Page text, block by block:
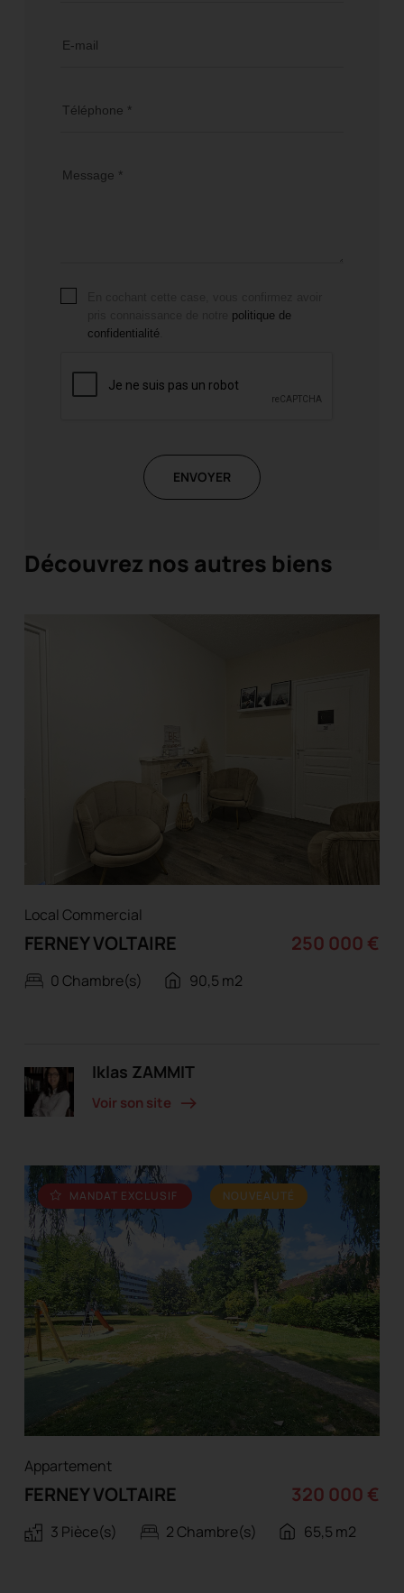
E-mail
Téléphone *
Message *
politique de
confidentialité
ENVOYER
Découvrez nos autres biens
Local Commercial
FERNEY VOLTAIRE 250 000 €
0 Chambre(s) 90,5 m2
Iklas ZAMMIT
Voir son site
MANDAT EXCLUSIF NOUVEAUTÉ
Appartement
FERNEY VOLTAIRE 320 000 €
3 Pièce(s) 2 Chambre(s) 65,5 m2